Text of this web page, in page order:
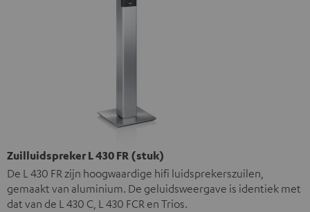
Zuilluidspreker L 430 FR (stuk)
De L 430 FR zijn hoogwaardige hifi luidsprekerszuilen,
gemaakt van aluminium. De geluidsweergave is identiek met
dat van de L 430 C, L 430 FCR en Trios.